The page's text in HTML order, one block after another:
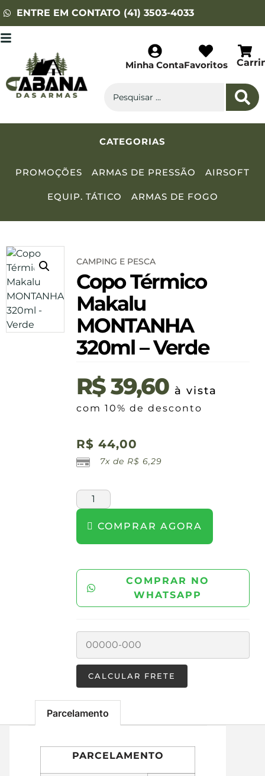
ENTRE EM CONTATO (41) 3503-4033
Minha ContaFavoritos
CATEGORIAS
PROMOÇÕES ARMAS DE PRESSÃO AIRSOFT
EQUIP. TÁTICO ARMAS DE FOGO
CAMPING E PESCA
Copo Térmico
Makalu
MONTANHA
320ml – Verde
R$39,60 à vista
com 10% de desconto
R$ 44,00
7x de R$ 6,29
COMPRAR AGORA
COMPRAR NO
WHATSAPP
Parcelamento
PARCELAMENTO